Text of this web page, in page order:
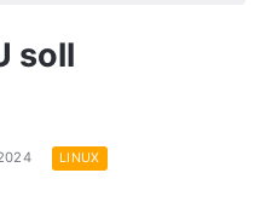
soll
LINUX